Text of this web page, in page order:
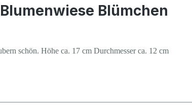
Blümchen
schön. Höhe ca. 17 cm Durchmesser ca. 12 cm